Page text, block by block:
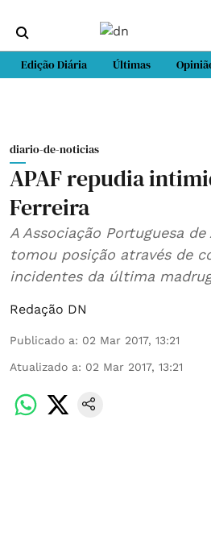
Edição Diária Últimas
diario-de-noticias
APAF repudia
Ferreira
A Associação Portuguesa
tomou posição através de
incidentes da última
Redação DN
Publicado a: 02 Mar 2017, 13:21
Atualizado a: 02 Mar 2017, 13:21